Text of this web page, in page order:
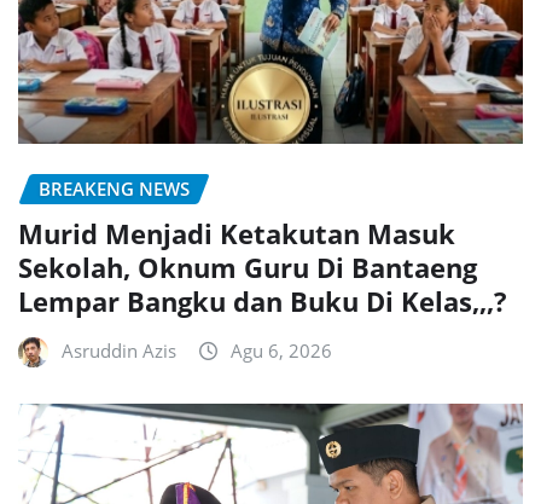
BREAKENG NEWS
Murid Menjadi Ketakutan Masuk
Sekolah, Oknum Guru Di Bantaeng
Lempar Bangku dan Buku Di Kelas,,,?
Asruddin Azis Agu 6, 2026